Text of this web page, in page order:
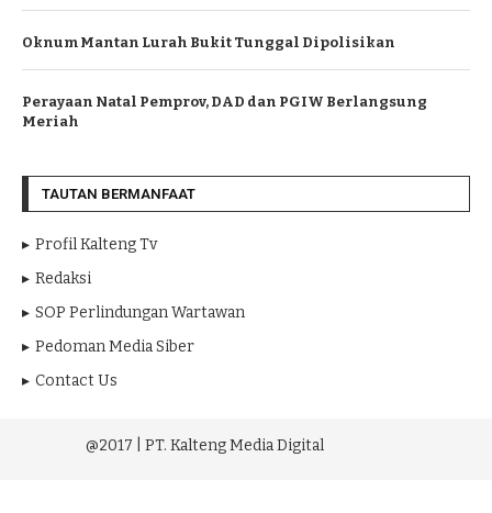
Oknum Mantan Lurah Bukit Tunggal Dipolisikan
Perayaan Natal Pemprov, DAD dan PGIW Berlangsung
Meriah
TAUTAN BERMANFAAT
Profil Kalteng Tv
Redaksi
SOP Perlindungan Wartawan
Pedoman Media Siber
Contact Us
@2017 | PT. Kalteng Media Digital